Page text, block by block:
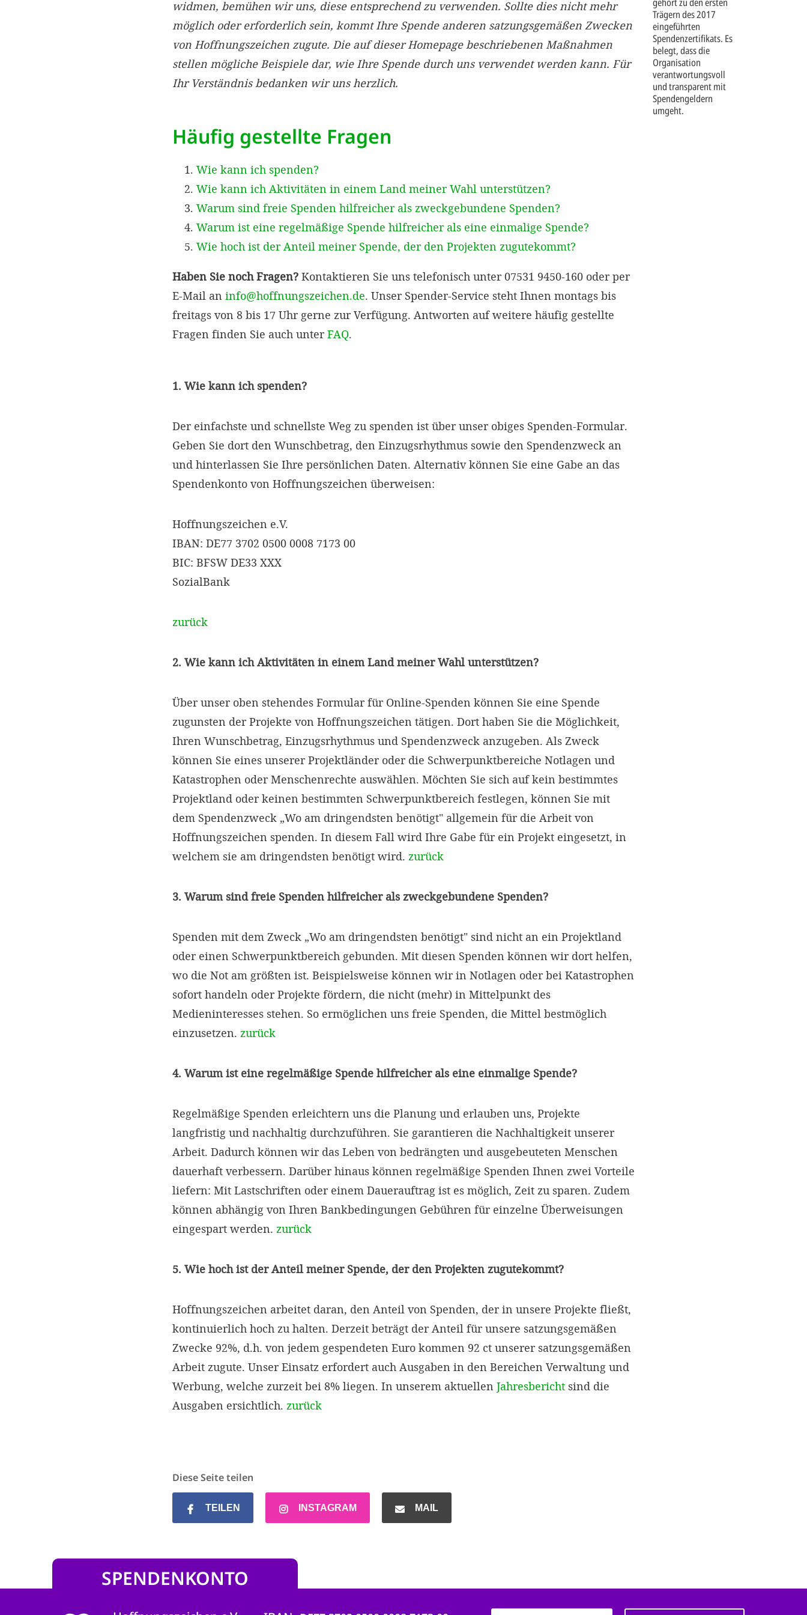
Trägern des 2017
eingeführten
Spendenzertifikats. Es
belegt, dass die
Organisation
verantwortungsvoll
und transparent mit
Spendengeldern
umgeht.
widmen, bemühen wir uns, diese entsprechend zu verwenden. Sollte dies nicht mehr
möglich oder erforderlich sein, kommt Ihre Spende anderen satzungsgemäßen Zwecken
von Hoffnungszeichen zugute. Die auf dieser Homepage beschriebenen Maßnahmen
stellen mögliche Beispiele dar, wie Ihre Spende durch uns verwendet werden kann. Für
Ihr Verständnis bedanken wir uns herzlich.
Häufig gestellte Fragen
Wie kann ich spenden?
Wie kann ich Aktivitäten in einem Land meiner Wahl unterstützen?
Warum sind freie Spenden hilfreicher als zweckgebundene Spenden?
Warum ist eine regelmäßige Spende hilfreicher als eine einmalige Spende?
Wie hoch ist der Anteil meiner Spende, der den Projekten zugutekommt?
Haben Sie noch Fragen? Kontaktieren Sie uns telefonisch unter 07531 9450-160 oder per
E-Mail an info@hoffnungszeichen.de. Unser Spender-Service steht Ihnen montags bis
freitags von 8 bis 17 Uhr gerne zur Verfügung. Antworten auf weitere häufig gestellte
Fragen finden Sie auch unter FAQ.
1. Wie kann ich spenden?
Der einfachste und schnellste Weg zu spenden ist über unser obiges Spenden-Formular.
Geben Sie dort den Wunschbetrag, den Einzugsrhythmus sowie den Spendenzweck an
und hinterlassen Sie Ihre persönlichen Daten. Alternativ können Sie eine Gabe an das
Spendenkonto von Hoffnungszeichen überweisen:
Hoffnungszeichen e.V.
IBAN: DE77 3702 0500 0008 7173 00
BIC: BFSW DE33 XXX
SozialBank
zurück
2. Wie kann ich Aktivitäten in einem Land meiner Wahl unterstützen?
Über unser oben stehendes Formular für Online-Spenden können Sie eine Spende
zugunsten der Projekte von Hoffnungszeichen tätigen. Dort haben Sie die Möglichkeit,
Ihren Wunschbetrag, Einzugsrhythmus und Spendenzweck anzugeben. Als Zweck
können Sie eines unserer Projektländer oder die Schwerpunktbereiche Notlagen und
Katastrophen oder Menschenrechte auswählen. Möchten Sie sich auf kein bestimmtes
Projektland oder keinen bestimmten Schwerpunktbereich festlegen, können Sie mit
dem Spendenzweck „Wo am dringendsten benötigt" allgemein für die Arbeit von
Hoffnungszeichen spenden. In diesem Fall wird Ihre Gabe für ein Projekt eingesetzt, in
welchem sie am dringendsten benötigt wird. zurück
3. Warum sind freie Spenden hilfreicher als zweckgebundene Spenden?
Spenden mit dem Zweck „Wo am dringendsten benötigt" sind nicht an ein Projektland
oder einen Schwerpunktbereich gebunden. Mit diesen Spenden können wir dort helfen,
wo die Not am größten ist. Beispielsweise können wir in Notlagen oder bei Katastrophen
sofort handeln oder Projekte fördern, die nicht (mehr) in Mittelpunkt des
Medieninteresses stehen. So ermöglichen uns freie Spenden, die Mittel bestmöglich
einzusetzen. zurück
4. Warum ist eine regelmäßige Spende hilfreicher als eine einmalige Spende?
Regelmäßige Spenden erleichtern uns die Planung und erlauben uns, Projekte
langfristig und nachhaltig durchzuführen. Sie garantieren die Nachhaltigkeit unserer
Arbeit. Dadurch können wir das Leben von bedrängten und ausgebeuteten Menschen
dauerhaft verbessern. Darüber hinaus können regelmäßige Spenden Ihnen zwei Vorteile
liefern: Mit Lastschriften oder einem Dauerauftrag ist es möglich, Zeit zu sparen. Zudem
können abhängig von Ihren Bankbedingungen Gebühren für einzelne Überweisungen
eingespart werden. zurück
5. Wie hoch ist der Anteil meiner Spende, der den Projekten zugutekommt?
Hoffnungszeichen arbeitet daran, den Anteil von Spenden, der in unsere Projekte fließt,
kontinuierlich hoch zu halten. Derzeit beträgt der Anteil für unsere satzungsgemäßen
Zwecke 92%, d.h. von jedem gespendeten Euro kommen 92 ct unserer satzungsgemäßen
Arbeit zugute. Unser Einsatz erfordert auch Ausgaben in den Bereichen Verwaltung und
Werbung, welche zurzeit bei 8% liegen. In unserem aktuellen Jahresbericht sind die
Ausgaben ersichtlich. zurück
Diese Seite teilen
TEILEN INSTAGRAM MAIL
SPENDENKONTO